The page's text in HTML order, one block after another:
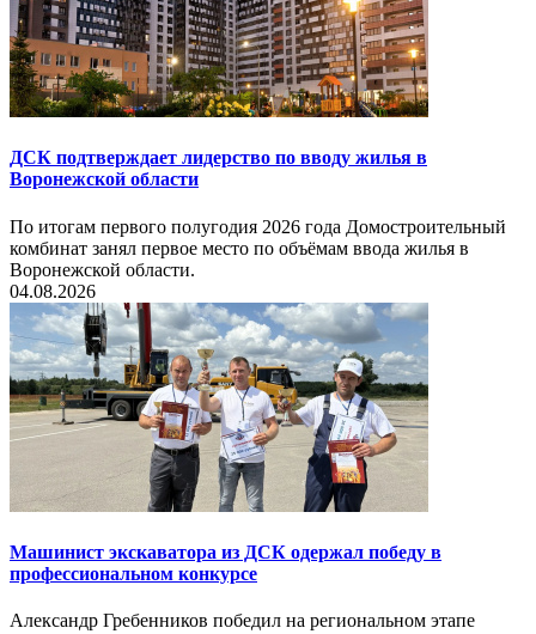
ДСК подтверждает лидерство по вводу жилья в
Воронежской области
По итогам первого полугодия 2026 года Домостроительный
комбинат занял первое место по объёмам ввода жилья в
Воронежской области.
04.08.2026
Машинист экскаватора из ДСК одержал победу в
профессиональном конкурсе
Александр Гребенников победил на региональном этапе